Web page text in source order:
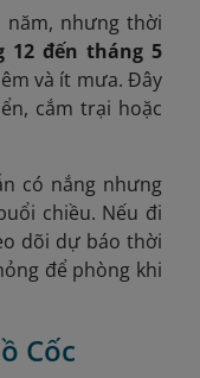
năm, nhưng thời
12 đến tháng 5
và ít mưa. Đây
cắm trại hoặc
có nắng nhưng
chiều. Nếu đi
dõi dự báo thời
để phòng khi
Cốc